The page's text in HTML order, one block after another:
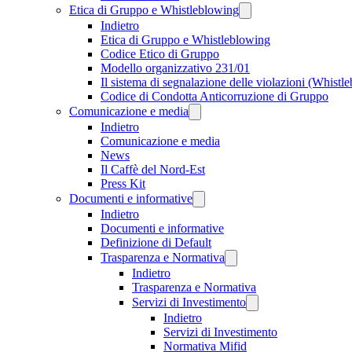
Etica di Gruppo e Whistleblowing
Indietro
Etica di Gruppo e Whistleblowing
Codice Etico di Gruppo
Modello organizzativo 231/01
Il sistema di segnalazione delle violazioni
Codice di Condotta Anticorruzione di Gruppo
Comunicazione e media
Indietro
Comunicazione e media
News
Il Caffè del Nord-Est
Press Kit
Documenti e informative
Indietro
Documenti e informative
Definizione di Default
Trasparenza e Normativa
Indietro
Trasparenza e Normativa
Servizi di Investimento
Indietro
Servizi di Investimento
Normativa Mifid